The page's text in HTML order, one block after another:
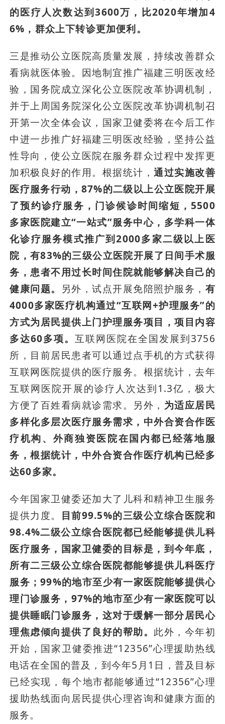
的医疗人次数达到3600万，比2020年增加4
6%，群众上下转诊更加便利。
三是推动公立医院高质量发展，持续改善群众
看病就医体验。因地制宜推广福建三明医改经
验，国务院成立深化公立医院改革协调机制，
并于上周国务院深化公立医院改革协调机制召
开第一次全体会议，国家卫健委将在今后工作
中进一步推广好福建三明医改经验，坚持公益
性导向，使公立医院在服务群众过程中发挥更
加积极良好的作用。根据统计，通过实施改善
医疗服务行动，87%的二级以上公立医院开展
了预约诊疗服务，门诊候诊时间缩短，5500
多家医院建立“一站式”服务中心，多学科一体
化诊疗服务模式推广到2000多家二级以上医
院，有83%的三级公立医院开展了日间手术服
务，患者不用过长时间住院就能够解决自己的
健康问题。
另外，试点开展免陪照护服务， 有
4000多家医疗机构通过“互联网+护理服务”的
方式为居民提供上门护理服务项目，项目内容
多达60多项。互联网医院在全国发展到3756
所，目前居民患者可以通过点手机的方式获得
互联网医院提供的医疗服务。根据统计，去年
互联网医院开展的诊疗人次达到1.3亿，极大
方便了百姓看病就诊需求。另外， 为适应居民
多样化多层次医疗服务需求，中外合资合作医
疗机构、外商独资医院在国内都已经落地服
务，根据统计，中外合资合作医疗机构已经多
达60多家。
今年国家卫健委还加大了儿科和精神卫生服务
提供力度。 目前99.5%的三级公立综合医院和
98.4%二级公立综合医院都已经能够提供儿科
医疗服务，国家卫健委的目标是，到今年底，
所有二三级公立综合医院都能够提供儿科医疗
服务；99%的地市至少有一家医院能够提供心
理门诊服务 ，97%的地市至少有一家医院可以
提供睡眠门诊服务，这对于缓解一部分居民心
理焦虑倾向提供了良好的帮助。 此外，今年初
开始，国家卫健委推进“12356”心理援助热线
电话在全国的普及，到今年5月1日，普及目标
已经实现，每个地市都能够通过“12356”心理
援助热线面向居民提供心理咨询和健康方面的
服务。